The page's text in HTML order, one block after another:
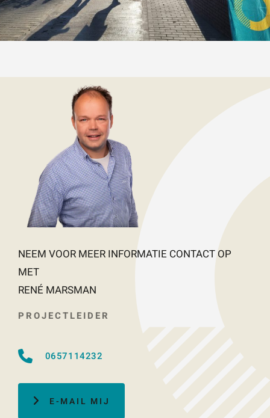
NEEM VOOR MEER INFORMATIE CONTACT OP
MET
RENÉ MARSMAN
PROJECTLEIDER
0657114232
E-MAIL MIJ